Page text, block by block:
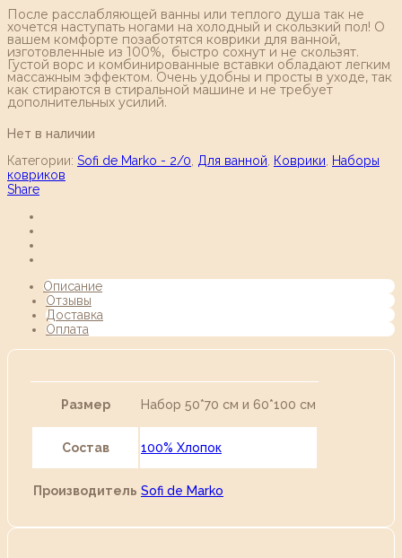
После расслабляющей ванны или теплого душа так не
хочется наступать ногами на холодный и скользкий пол! О
вашем комфорте позаботятся коврики для ванной,
изготовленные из 100%, быстро сохнут и не скользят.
Густой ворс и комбинированные вставки обладают легким
массажным эффектом. Очень удобны и просты в уходе, так
как стираются в стиральной машине и не требует
дополнительных усилий.
Нет в наличии
Категории: Sofi de Marko - 2/0 Для ванной Коврики
Наборы
ковриков
Share
Описание
Отзывы
Доставка
Оплата
Размер Набор 50*70 см и 60*100 см
Состав 100% Хлопок
Производитель Sofi de Marko